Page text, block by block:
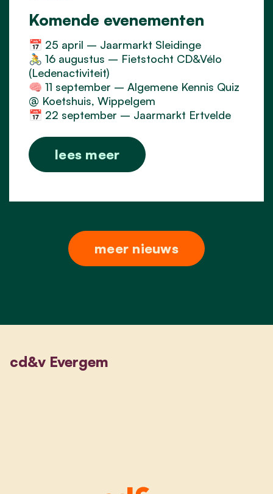
Komende evenementen
📅 25 april – Jaarmarkt Sleidinge
🚴 16 augustus – Fietstocht CD&Vélo
(Ledenactiviteit)
🧠 11 september – Algemene Kennis Quiz
@ Koetshuis, Wippelgem
📅 22 september – Jaarmarkt Ertvelde
lees meer
meer nieuws
cd&v Evergem